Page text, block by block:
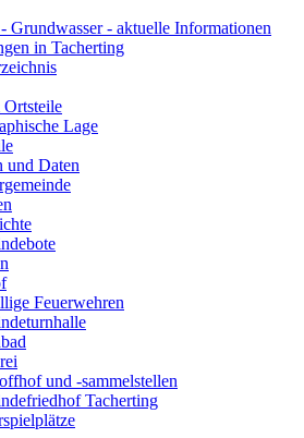
Grundwasser - aktuelle Informationen
in Tacherting
Lage
und Daten
Feuerwehren
und -sammelstellen
Tacherting